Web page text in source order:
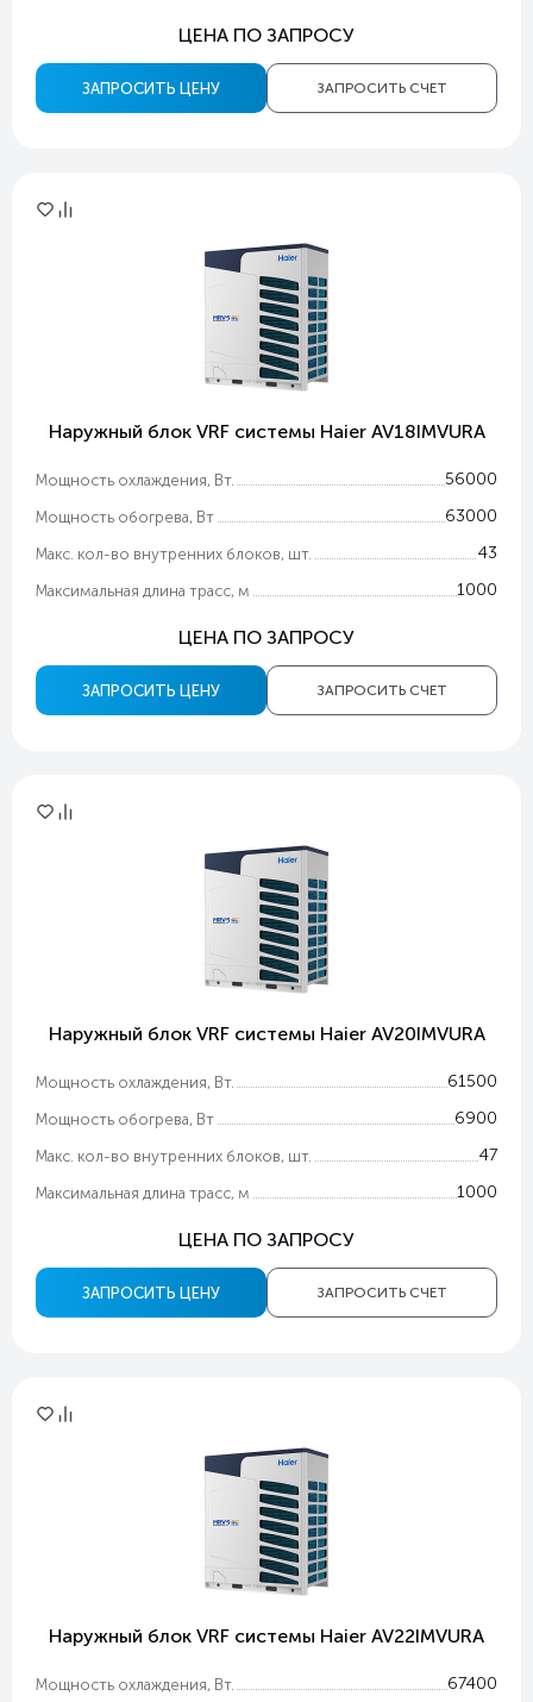
ЦЕНА ПО ЗАПРОСУ
ЗАПРОСИТЬ СЧЕТ
ЗАПРОСИТЬ ЦЕНУ
Наружный блок VRF системы Haier AV18IMVURA
Мощность охлаждения, Вт. 56000
Мощность обогрева, Вт 63000
Макс. кол-во внутренних блоков, шт. 43
Максимальная длина трасс, м 1000
ЦЕНА ПО ЗАПРОСУ
ЗАПРОСИТЬ СЧЕТ
ЗАПРОСИТЬ ЦЕНУ
Наружный блок VRF системы Haier AV20IMVURA
Мощность охлаждения, Вт. 61500
Мощность обогрева, Вт 6900
Макс. кол-во внутренних блоков, шт. 47
Максимальная длина трасс, м 1000
ЦЕНА ПО ЗАПРОСУ
ЗАПРОСИТЬ СЧЕТ
ЗАПРОСИТЬ ЦЕНУ
Наружный блок VRF системы Haier AV22IMVURA
Мощность охлаждения, Вт. 67400